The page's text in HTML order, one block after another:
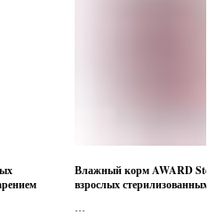
Влажный корм AWARD
взрослых стерилизованных